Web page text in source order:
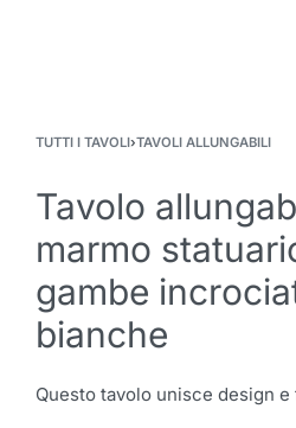
TUTTI I TAVOLI›TAVOLI ALLUNGABILI
Tavolo
marmo
gambe
bianche
Questo tavolo unisce design